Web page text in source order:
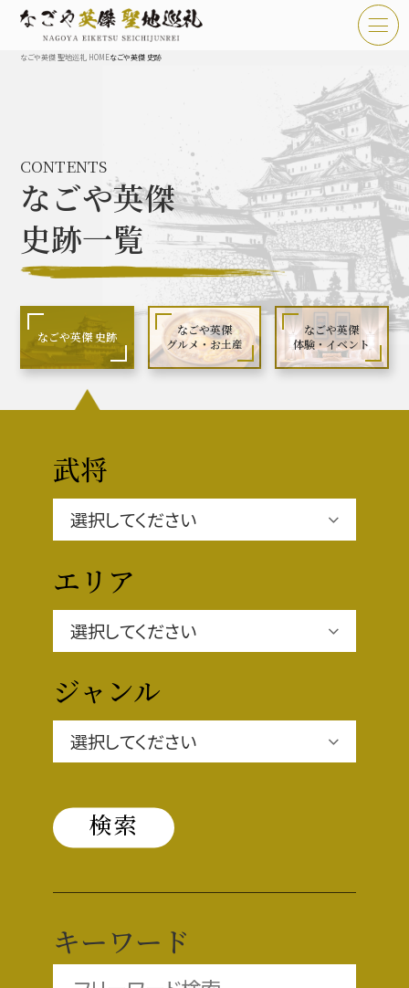
なごや英傑 聖地巡礼とは
なごや英傑 史跡 一覧
なごや英傑 グルメ・土産 一覧
なごや英傑 体験・イベント
豊臣秀長と名古屋の関係
秀長関連 史跡 一覧
秀長グルメ・土産一覧
豊臣秀吉と名古屋の関係
秀吉関連 史跡 一覧
秀吉グルメ・土産 一覧
信長関連 史跡 一覧
信長グルメ・土産一覧
なごや英傑 聖地巡礼 HOMEなごや英傑 史跡
CONTENTS
なごや英傑
史跡一覧
なごや英傑 史跡
なごや英傑
グルメ・お土産
なごや英傑
体験・イベント
武将
エリア
ジャンル
キーワード